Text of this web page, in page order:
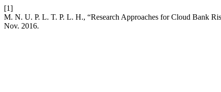
[1]
M. N. U. P. L. T. P. L. H., “Research Approaches for Cloud Bank
Nov. 2016.